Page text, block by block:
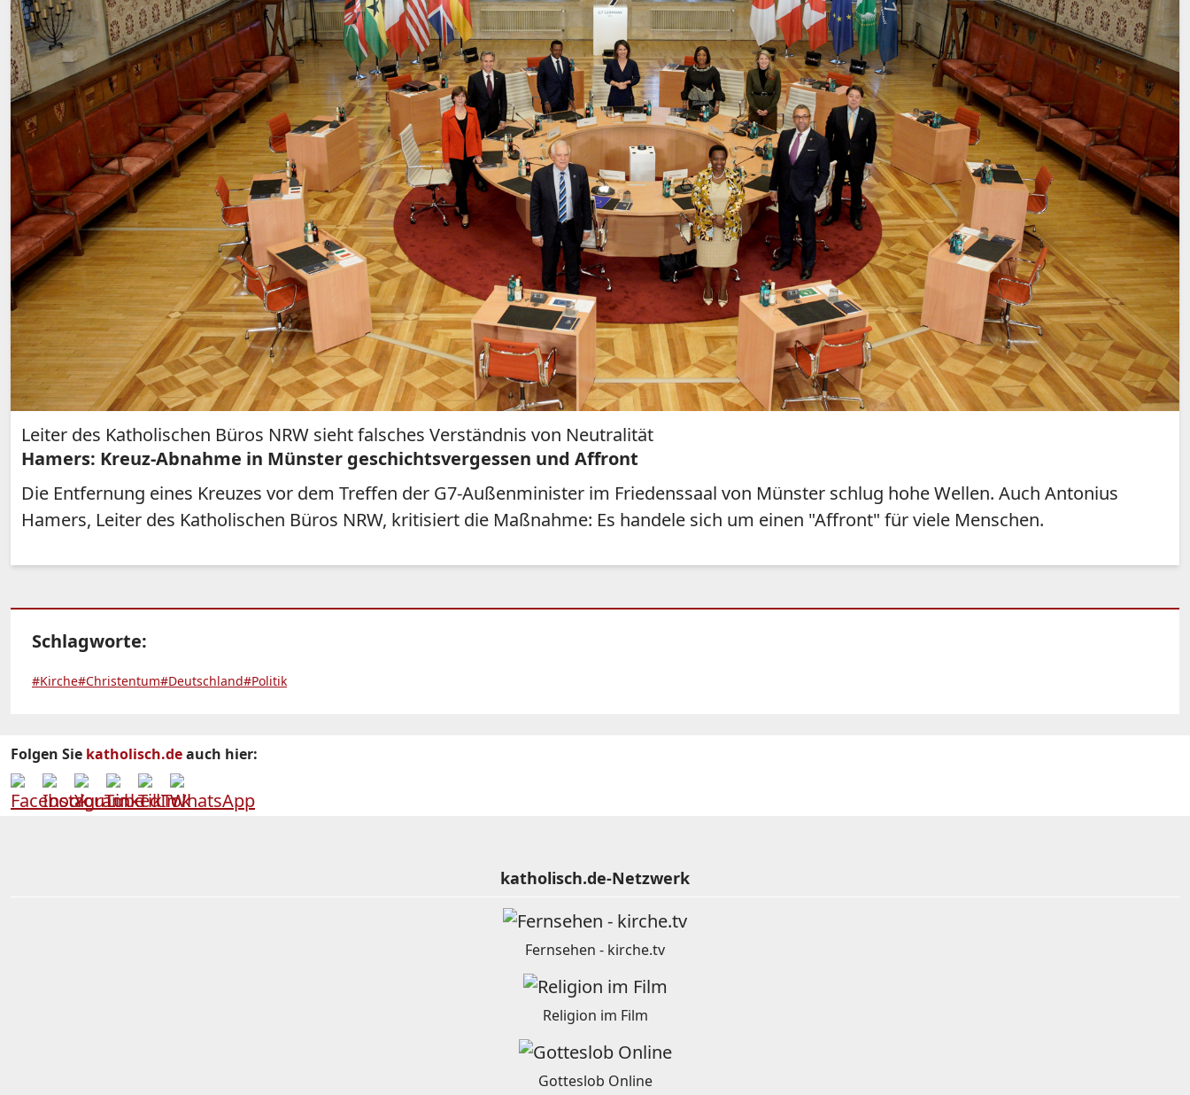
Leiter des Katholischen Büros NRW sieht falsches Verständnis von Neutralität
Hamers: Kreuz-Abnahme in Münster geschichtsvergessen und Affront
Die Entfernung eines Kreuzes vor dem Treffen der G7-Außenminister im Friedenssaal von Münster schlug hohe Wellen. Auch Antonius
Hamers, Leiter des Katholischen Büros NRW, kritisiert die Maßnahme: Es handele sich um einen "Affront" für viele Menschen.
Schlagworte:
#Kirche#Christentum#Deutschland#Politik
Folgen Sie katholisch.deauch hier:
katholisch.de-Netzwerk
Fernsehen - kirche.tv
Religion im Film
Gotteslob Online